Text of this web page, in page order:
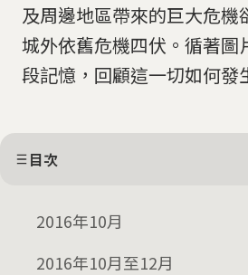
及周邊地區帶來的巨大危機
城外依舊危機四伏。循著圖
段記憶，回顧這一切如何發
目次
2016年10月
2016年10月至12月